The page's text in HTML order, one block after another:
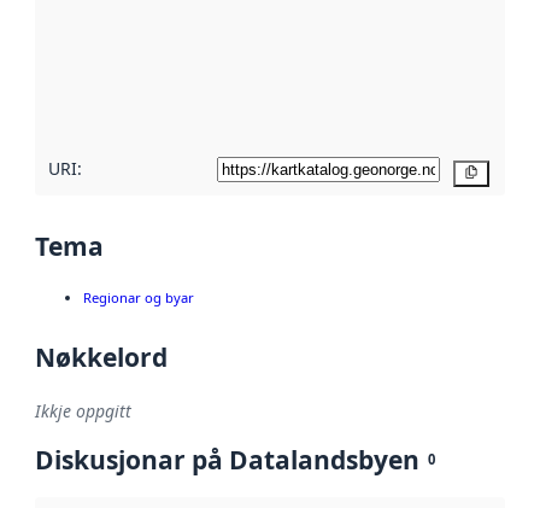
URI:
Tema
Regionar og byar
Nøkkelord
Ikkje oppgitt
Diskusjonar på Datalandsbyen 0